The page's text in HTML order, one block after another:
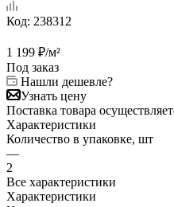
Код: 238312
1 199 ₽/м²
Под заказ
Нашли дешевле?
Узнать цену
Поставка товара
Характеристики
Количество в упаковке, шт
—
2
Все характеристики
Характеристики